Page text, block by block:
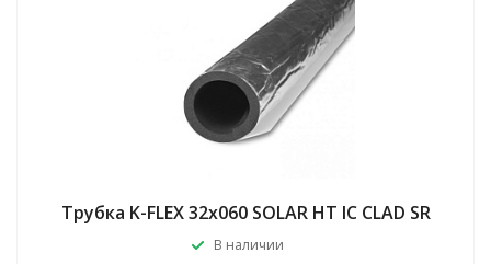
Трубка K-FLEX 32x060 SOLAR HT IC CLAD SR
В наличии